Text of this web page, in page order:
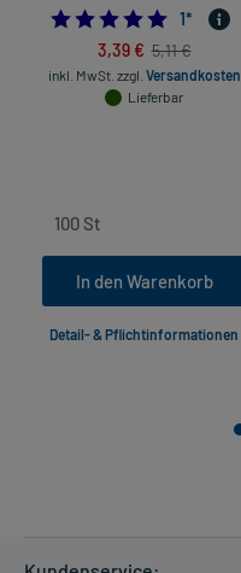
5.0
1*
3,39 € 5,11 €
inkl. MwSt. zzgl. Versandkosten
Lieferbar
In den Warenkorb
Detail- & Pflichtinformationen